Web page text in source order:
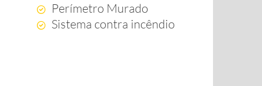
Perímetro Murado
Sistema contra incêndio